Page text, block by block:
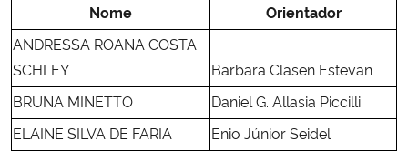
Ministério da Mulher, da Família e dos Direitos Humanos
Secretaria-Geral
Secretaria de Governo
Nome
Orientador
ANDRESSA ROANA COSTA
SCHLEY
Barbara Clasen Estevan
BRUNA MINETTO
Daniel G. Allasia Piccilli
ELAINE SILVA DE FARIA
Enio Júnior Seidel